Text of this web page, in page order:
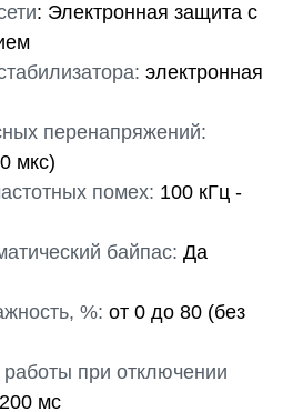
: Электронная защита c
электронная
перенапряжений:
мкс)
помех: 100 кГц -
байпас: Да
%: от 0 до 80 (без
при отключении
мс